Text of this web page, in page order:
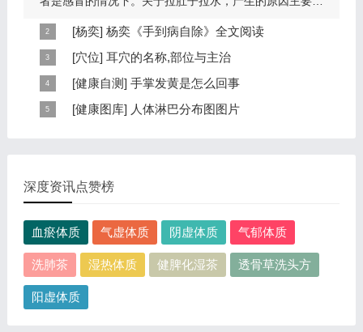
因为饮食问题，或者是因为肠胃问题。本页包...
[杨奕] 杨奕《手到病自除》全文阅读
本页提供杨奕手到病自除全文阅读。包括完整目录、共计
6大章，66个小节的详细内容。涉及到全身的各个反射
区，以及自然疗法、反射区疗法、食疗等。另外...
[穴位] 耳穴的名称,部位与主治
耳穴在耳郭的分布有一定规律，耳穴在耳郭的分布犹如一
个倒置在子宫内的胎儿，头部朝下，臀部朝上。其分布的
规律是，与面颊相应的穴位在耳垂；与上肢相...
[健康自测] 手掌发黄是怎么回事
手掌发黄，一般是血管内血液不充盈或是皮肤营养不良的
[健康图库] 人体淋巴分布图图片
深度资讯点赞榜
血瘀体质 气虚体质 阴虚体质 气郁体质
洗肺茶 湿热体质 健脾化湿茶 透骨草洗头方
阳虚体质